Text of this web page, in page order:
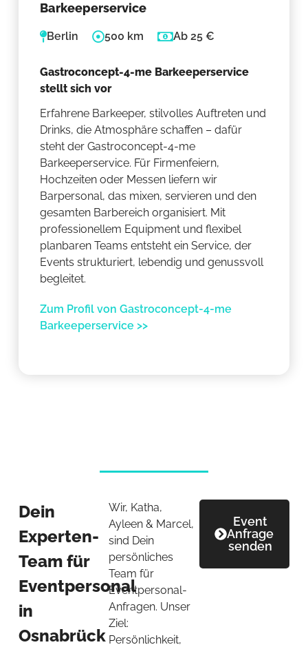
Barkeeperservice
Berlin 500 km Ab 25 €
Gastroconcept-4-me Barkeeperservice
stellt sich vor
Erfahrene Barkeeper, stilvolles Auftreten und
Drinks, die Atmosphäre schaffen – dafür
steht der Gastroconcept-4-me
Barkeeperservice. Für Firmenfeiern,
Hochzeiten oder Messen liefern wir
Barpersonal, das mixen, servieren und den
gesamten Barbereich organisiert. Mit
professionellem Equipment und flexibel
planbaren Teams entsteht ein Service, der
Events strukturiert, lebendig und genussvoll
begleitet.
Zum Profil von Gastroconcept-4-me
Barkeeperservice >>
Dein
Experten-
Team für
Eventpersonal
in
Osnabrück
Wir, Katha,
Ayleen & Marcel,
sind Dein
persönliches
Team für
Eventpersonal-
Anfragen. Unser
Ziel:
Persönlichkeit,
Event
Anfrage
senden